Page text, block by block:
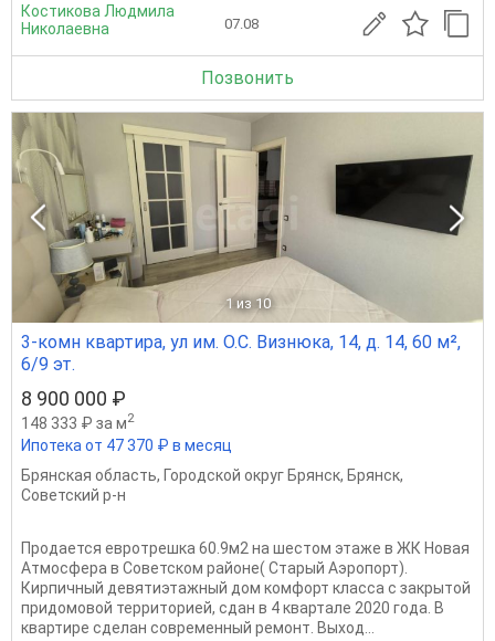
Костикова Людмила
Николаевна
07.08
Позвонить
1 из 10
3-комн квартира, ул им. О.С. Визнюка, 14, д. 14, 60 м²,
6/9 эт.
8 900 000 ₽
148 333 ₽ за м2
Ипотека от 47 370 ₽ в месяц
Брянская область, Городской округ Брянск, Брянск,
Советский р-н
Продается евротрешка 60.9м2 на шестом этаже в ЖК Новая
Атмосфера в Советском районе( Старый Аэропорт).
Кирпичный девятиэтажный дом комфорт класса с закрытой
придомовой территорией, сдан в 4 квартале 2020 года. В
квартире сделан современный ремонт. Выход...